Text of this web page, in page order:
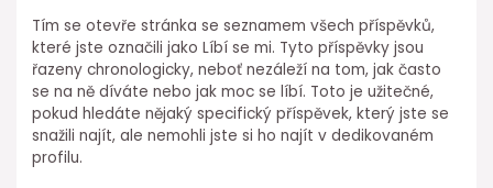
Tím se otevře stránka se seznamem všech příspěvků,
které jste označili jako Líbí se mi. Tyto příspěvky jsou
řazeny chronologicky, neboť nezáleží na tom, jak často
se na ně díváte nebo jak moc se líbí. Toto je užitečné,
pokud hledáte nějaký specifický příspěvek, který jste se
snažili najít, ale nemohli jste si ho najít v dedikovaném
profilu.